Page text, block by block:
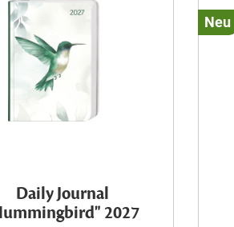
Daily Journal
2027
Neu